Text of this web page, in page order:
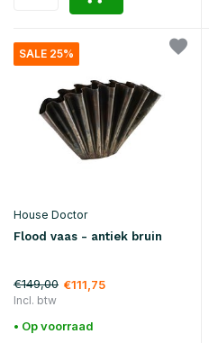
SALE 25%
House Doctor
Flood vaas - antiek bruin
€149,00 €111,75
Incl. btw
• Op voorraad